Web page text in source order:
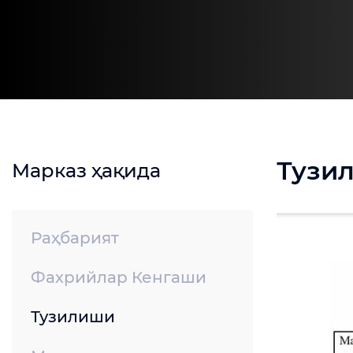
Марказ ҳақида
Раҳбарият
Фахрийлар Кенгаши
Тузилиши